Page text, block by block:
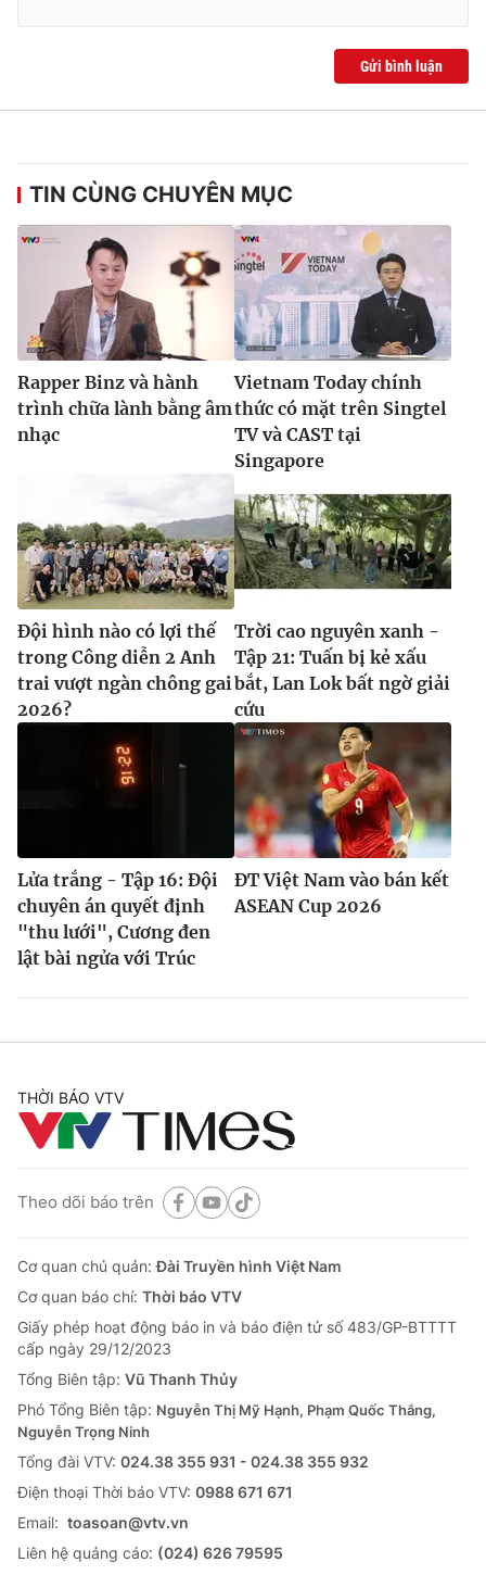
Gửi bình luận
TIN CÙNG CHUYÊN MỤC
Rapper Binz và hành
trình chữa lành bằng âm
nhạc
Vietnam Today chính
thức có mặt trên Singtel
TV và CAST tại
Singapore
Đội hình nào có lợi thế
trong Công diễn 2 Anh
trai vượt ngàn chông gai
2026?
Trời cao nguyên xanh -
Tập 21: Tuấn bị kẻ xấu
bắt, Lan Lok bất ngờ giải
cứu
Lửa trắng - Tập 16: Đội
chuyên án quyết định
"thu lưới", Cương đen
lật bài ngửa với Trúc
ĐT Việt Nam vào bán kết
ASEAN Cup 2026
THỜI BÁO VTV
Theo dõi báo trên
Cơ quan chủ quản:Đài Truyền hình Việt Nam
Cơ quan báo chí: Thời báo VTV
Giấy phép hoạt động báo in và báo điện tử số 483/GP-BTTTT
cấp ngày 29/12/2023
Tổng Biên tập: Vũ Thanh Thủy
Phó Tổng Biên tập: Nguyễn Thị Mỹ Hạnh, Phạm Quốc Thắng,
Nguyễn Trọng Ninh
Tổng đài VTV: 024.38 355 931 - 024.38 355 932
Ðiện thoại Thời báo VTV: 0988 671 671
Email: toasoan@vtv.vn
Liên hệ quảng cáo: (024) 626 79595